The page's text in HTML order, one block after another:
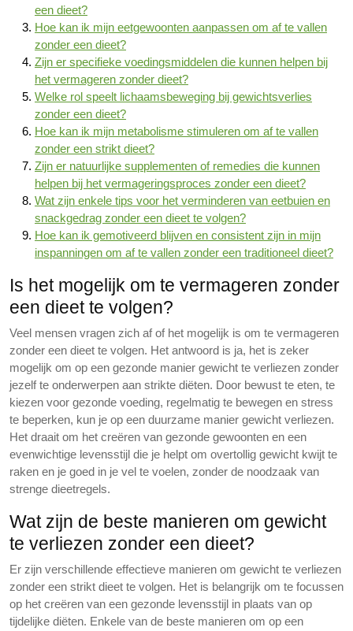
een dieet?
Hoe kan ik mijn eetgewoonten aanpassen om af te vallen
zonder een dieet?
Zijn er specifieke voedingsmiddelen die kunnen helpen bij
het vermageren zonder dieet?
Welke rol speelt lichaamsbeweging bij gewichtsverlies
zonder een dieet?
Hoe kan ik mijn metabolisme stimuleren om af te vallen
zonder een strikt dieet?
Zijn er natuurlijke supplementen of remedies die kunnen
helpen bij het vermageringsproces zonder een dieet?
Wat zijn enkele tips voor het verminderen van eetbuien en
snackgedrag zonder een dieet te volgen?
Hoe kan ik gemotiveerd blijven en consistent zijn in mijn
inspanningen om af te vallen zonder een traditioneel dieet?
Is het mogelijk om te vermageren zonder
een dieet te volgen?
Veel mensen vragen zich af of het mogelijk is om te vermageren
zonder een dieet te volgen. Het antwoord is ja, het is zeker
mogelijk om op een gezonde manier gewicht te verliezen zonder
jezelf te onderwerpen aan strikte diëten. Door bewust te eten, te
kiezen voor gezonde voeding, regelmatig te bewegen en stress
te beperken, kun je op een duurzame manier gewicht verliezen.
Het draait om het creëren van gezonde gewoonten en een
evenwichtige levensstijl die je helpt om overtollig gewicht kwijt te
raken en je goed in je vel te voelen, zonder de noodzaak van
strenge dieetregels.
Wat zijn de beste manieren om gewicht
te verliezen zonder een dieet?
Er zijn verschillende effectieve manieren om gewicht te verliezen
zonder een strikt dieet te volgen. Het is belangrijk om te focussen
op het creëren van een gezonde levensstijl in plaats van op
tijdelijke diëten. Enkele van de beste manieren om op een